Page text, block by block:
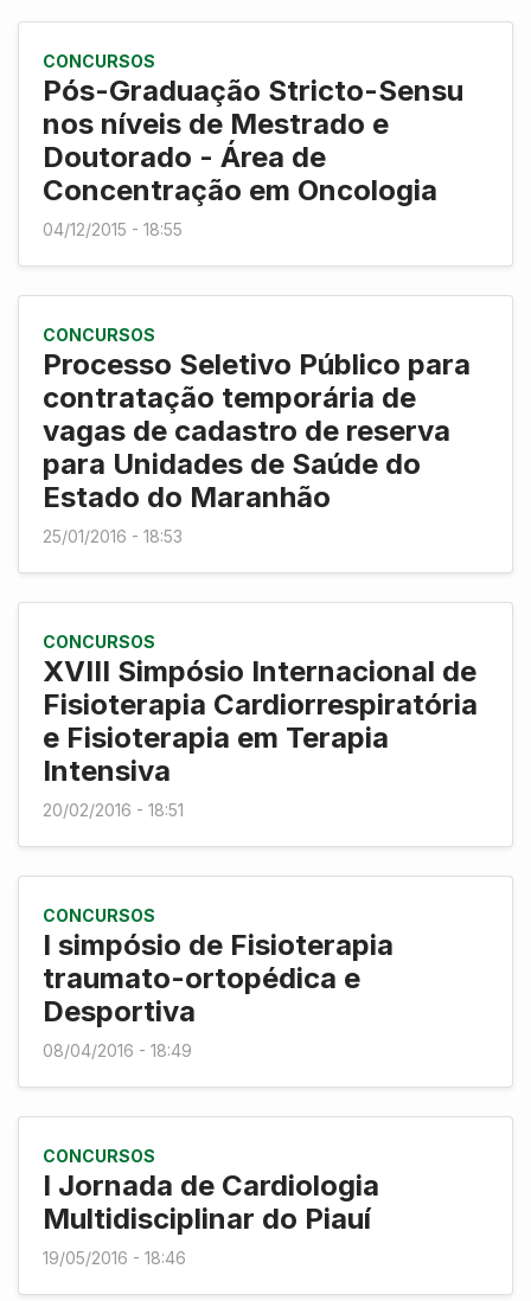
CONCURSOS
Pós-Graduação Stricto-Sensu
nos níveis de Mestrado e
Doutorado - Área de
Concentração em Oncologia
04/12/2015 - 18:55
CONCURSOS
Processo Seletivo Público para
contratação temporária de
vagas de cadastro de reserva
para Unidades de Saúde do
Estado do Maranhão
25/01/2016 - 18:53
CONCURSOS
XVIII Simpósio Internacional de
Fisioterapia Cardiorrespiratória
e Fisioterapia em Terapia
Intensiva
20/02/2016 - 18:51
CONCURSOS
I simpósio de Fisioterapia
traumato-ortopédica e
Desportiva
08/04/2016 - 18:49
CONCURSOS
I Jornada de Cardiologia
Multidisciplinar do Piauí
19/05/2016 - 18:46